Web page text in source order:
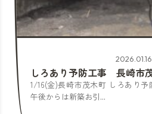
2026.01.16
しろあり予防工事 長崎市
1/16(金)長崎市茂木町 しろあり予
午後からは新築お引...